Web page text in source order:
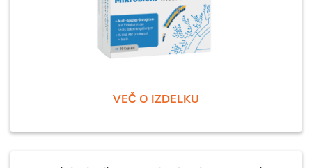
VEČ O IZDELKU